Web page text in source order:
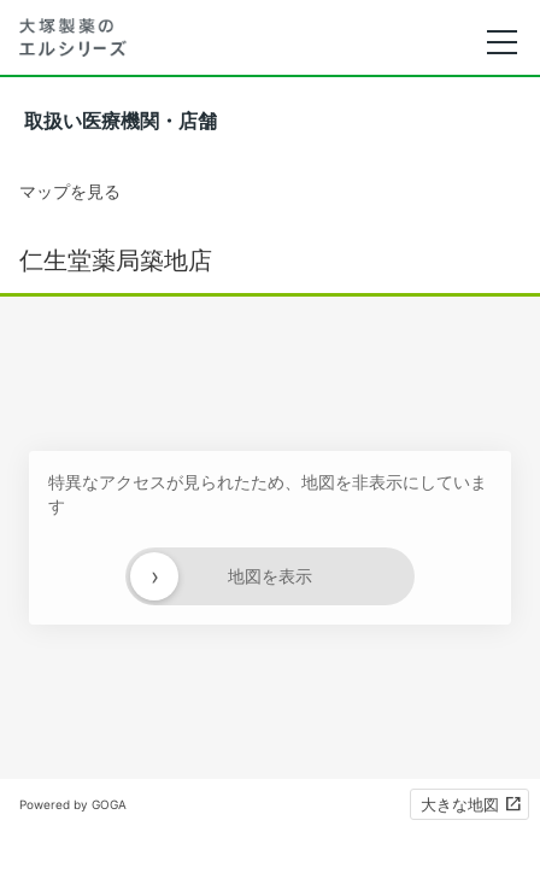
取扱い医療機関・店舗
マップを見る
仁生堂薬局築地店
特異なアクセスが見られたため、地図を非表示にしていま
す
地図を表示
›
Powered by GOGA 大きな地図